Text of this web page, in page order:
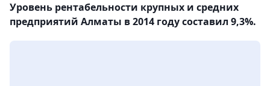
Уровень рентабельности крупных и средних
предприятий Алматы в 2014 году составил 9,3%.